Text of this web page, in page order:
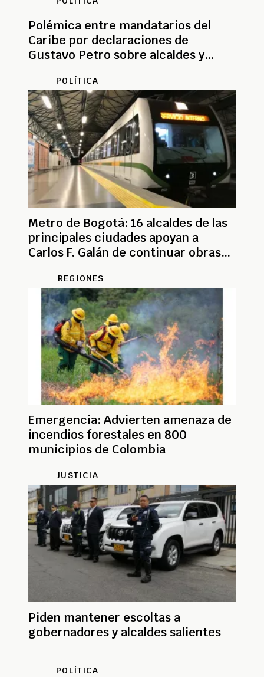
Polémica entre mandatarios del
Caribe por declaraciones de
Gustavo Petro sobre alcaldes y
POLÍTICA
Metro de Bogotá: 16 alcaldes de las
principales ciudades apoyan a
Carlos F. Galán de continuar obras
REGIONES
Emergencia: Advierten amenaza de
incendios forestales en 800
municipios de Colombia
JUSTICIA
Piden mantener escoltas a
gobernadores y alcaldes salientes
POLÍTICA